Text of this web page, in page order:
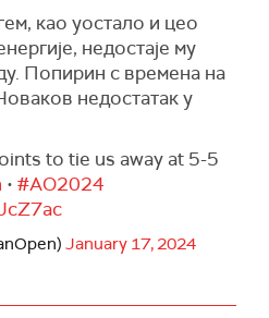
као уостало и цео
недостаје му
Попирин с времена на
недостатак у
to tie us away at 5-5
• #AO2024
January 17, 2024